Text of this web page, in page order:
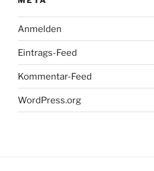
Anmelden
Eintrags-Feed
Kommentar-Feed
WordPress.org